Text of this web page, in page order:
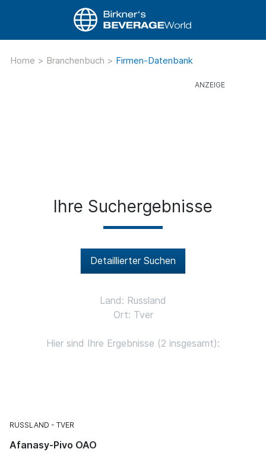
Home > Branchenbuch > Firmen-Datenbank
Ihre Suchergebnisse
Detaillierter Suchen
Land: Russland
Ort: Tver
Hier sind Ihre Ergebnisse (2 insgesamt):
RUSSLAND TVER
Afanasy-Pivo OAO